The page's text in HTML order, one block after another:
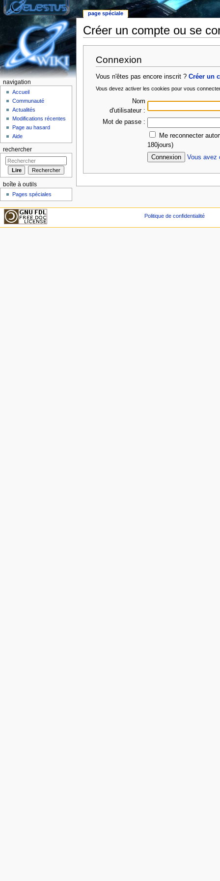
Créer un compte ou se
Connexion
Vous n'êtes pas encore inscrit ?Créer un
Vous devez activer les cookies pour vous
Nom
d'utilisateur :
Mot de passe :
Me reconnecter
180jours)
Vous avez
page spéciale
navigation
Accueil
Communauté
Actualités
Modifications récentes
Page au hasard
Aide
rechercher
boîte à outils
Pages spéciales
Politique de confidentialité